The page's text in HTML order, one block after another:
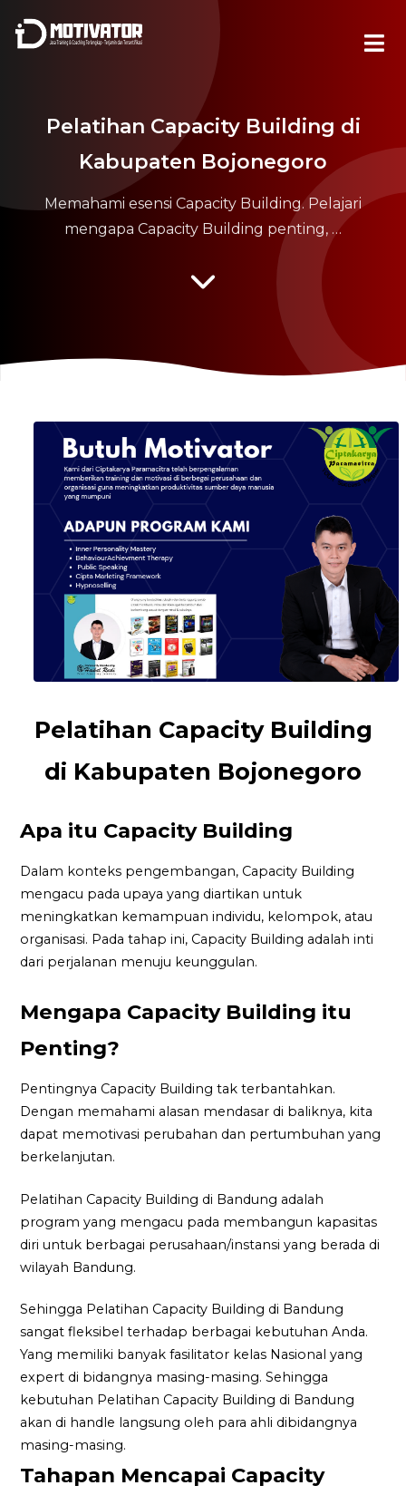
Pelatihan Capacity Building di
Kabupaten Bojonegoro
Memahami esensi Capacity Building. Pelajari
mengapa Capacity Building penting, …
Pelatihan Capacity Building
di Kabupaten Bojonegoro
Apa itu Capacity Building
Dalam konteks pengembangan, Capacity Building
mengacu pada upaya yang diartikan untuk
meningkatkan kemampuan individu, kelompok, atau
organisasi. Pada tahap ini, Capacity Building adalah inti
dari perjalanan menuju keunggulan.
Mengapa Capacity Building itu
Penting?
Pentingnya Capacity Building tak terbantahkan.
Dengan memahami alasan mendasar di baliknya, kita
dapat memotivasi perubahan dan pertumbuhan yang
berkelanjutan.
Pelatihan Capacity Building di Bandung adalah
program yang mengacu pada membangun kapasitas
diri untuk berbagai perusahaan/instansi yang berada di
wilayah Bandung.
Sehingga Pelatihan Capacity Building di Bandung
sangat fleksibel terhadap berbagai kebutuhan Anda.
Yang memiliki banyak fasilitator kelas Nasional yang
expert di bidangnya masing-masing. Sehingga
kebutuhan Pelatihan Capacity Building di Bandung
akan di handle langsung oleh para ahli dibidangnya
masing-masing.
Tahapan Mencapai Capacity